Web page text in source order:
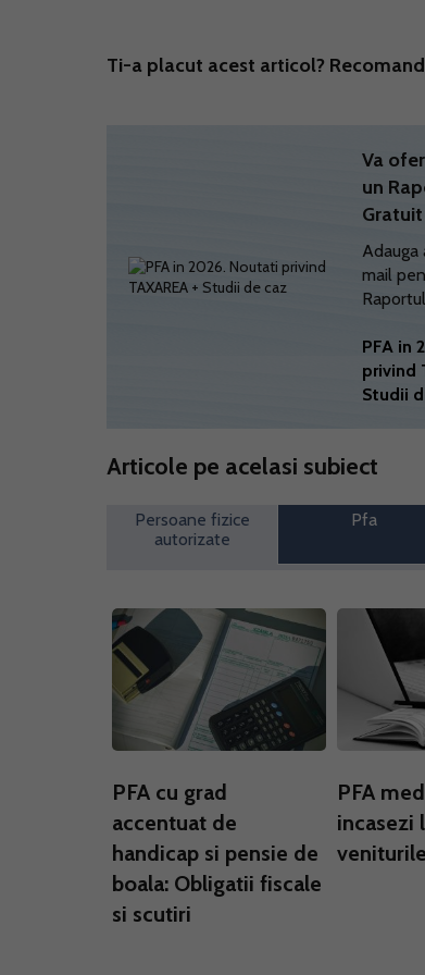
Ti-a placut acest articol?
Va
un
Gratuit
Adauga
mail
PFA in
privind
Studii
Articole pe acelasi subiect
Persoane fizice
autorizate
Pfa
PFA cu grad
accentuat de
handicap si pensie de
boala: Obligatii fiscale
si scutiri
PFA
incasezi